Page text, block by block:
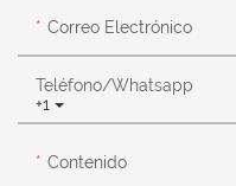
Correo Electrónico
+1
Teléfono/whatsapp
Contenido